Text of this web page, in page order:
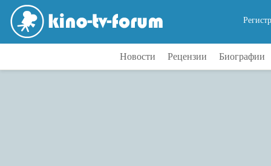
Новости Рецензии Биографии